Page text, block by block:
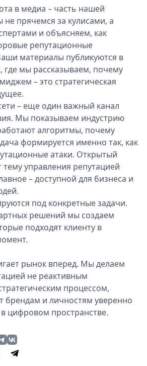
в медиа – часть нашей
не прячемся за кулисами, а
и объясняем, как
репутационные
материалы публикуются в
мы рассказываем, почему
– это стратегическая
– еще один важный канал
Мы показываем индустрию
алгоритмы, почему
формируется именно так, как
атаки. Открытый
тему управления репутацией
– доступной для бизнеса и
под конкретные задачи.
решений мы создаем
подходят клиенту в
рынок вперед. Мы делаем
не реактивным
процессом,
брендам и личностям уверенно
в цифровом пространстве.